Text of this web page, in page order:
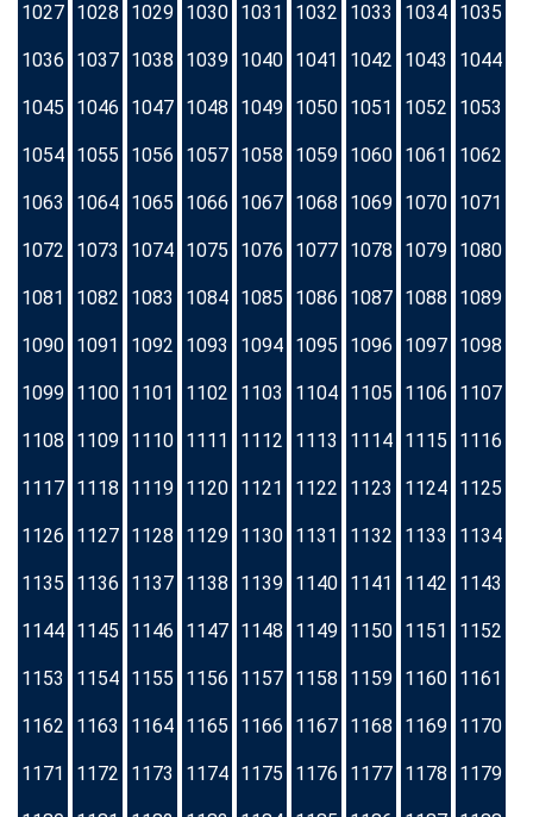
1027 1028 1029 1030 1031 1032 1033 1034 1035
1036 1037 1038 1039 1040 1041 1042 1043 1044
1045 1046 1047 1048 1049 1050 1051 1052 1053
1054 1055 1056 1057 1058 1059 1060 1061 1062
1063 1064 1065 1066 1067 1068 1069 1070 1071
1072 1073 1074 1075 1076 1077 1078 1079 1080
1081 1082 1083 1084 1085 1086 1087 1088 1089
1090 1091 1092 1093 1094 1095 1096 1097 1098
1099 1100 1101 1102 1103 1104 1105 1106 1107
1108 1109 1110 1111 1112 1113 1114 1115 1116
1117 1118 1119 1120 1121 1122 1123 1124 1125
1126 1127 1128 1129 1130 1131 1132 1133 1134
1135 1136 1137 1138 1139 1140 1141 1142 1143
1144 1145 1146 1147 1148 1149 1150 1151 1152
1153 1154 1155 1156 1157 1158 1159 1160 1161
1162 1163 1164 1165 1166 1167 1168 1169 1170
1171 1172 1173 1174 1175 1176 1177 1178 1179